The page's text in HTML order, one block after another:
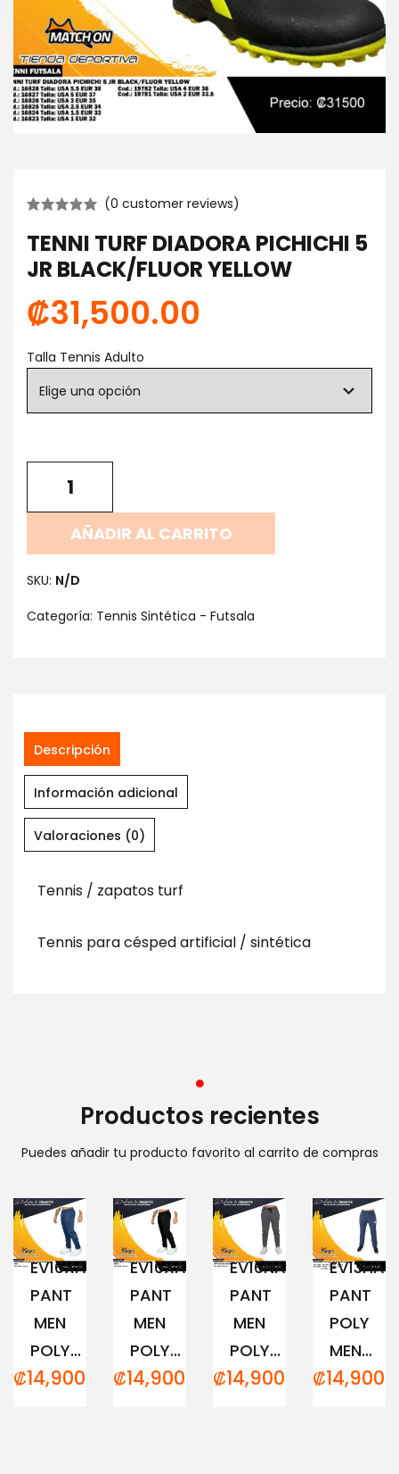
(0 customer reviews)
TENNI TURF DIADORA PICHICHI 5
JR BLACK/FLUOR YELLOW
₡31,500.00
Talla Tennis Adulto
AÑADIR AL CARRITO
SKU: N/D
Categoría: Tennis Sintética - Futsala
Descripción
Información adicional
Valoraciones (0)
Tennis / zapatos turf
Tennis para césped artificial / sintética
Productos recientes
Puedes añadir tu producto favorito al carrito de compras
EV16XAM194
PANT
MEN
POLY...
₡14,900.00
EV16XAM191
PANT
MEN
POLY...
₡14,900.00
EV16NAM152
PANT
MEN
POLY...
₡14,900.00
PANT
POLY
MEN...
₡